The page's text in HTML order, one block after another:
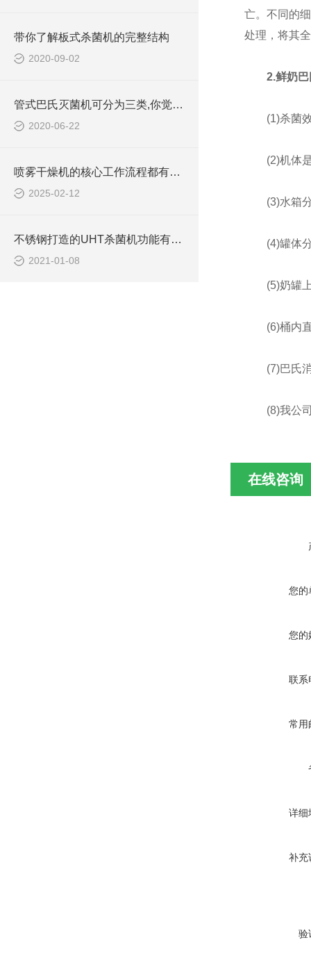
带你了解板式杀菌机的完整结构
2020-09-02
管式巴氏灭菌机可分为三类,你觉得你真的懂吗？
2020-06-22
喷雾干燥机的核心工作流程都有哪些？
2025-02-12
不锈钢打造的UHT杀菌机功能有多么*，看完你就明白了！
2021-01-08
亡。不同的
处理，将其
2.鲜奶
(1)杀菌效
(2)机体是
(3)水箱分
(4)罐体分
(5)奶罐上
(6)桶内直
(7)巴氏消
(8)我公司
在线咨询
您的
您的
联系
常用
详细
补充
验